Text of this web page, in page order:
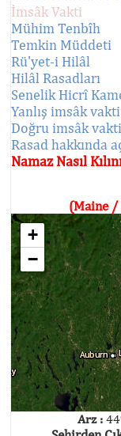
İmsâk Vakti
Mühim Tenbîh
Temkin Müddeti
Rü'yet-i Hilâl
Hilâl Rasadları
Senelik Hicrî
Yanlış imsâk vakti
Doğru imsâk vakti
Rasad hakkında
Namaz Nasıl
(Maine
+
−
Arz :